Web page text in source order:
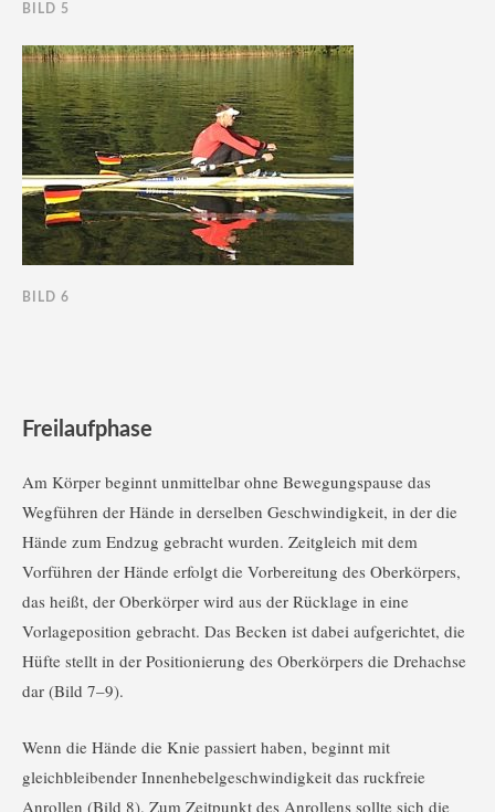
BILD 5
BILD 6
Freilaufphase
Am Körper beginnt unmittelbar ohne Bewegungspause das
Wegführen der Hände in derselben Geschwindigkeit, in der die
Hände zum Endzug gebracht wurden. Zeitgleich mit dem
Vorführen der Hände erfolgt die Vorbereitung des Oberkörpers,
das heißt, der Oberkörper wird aus der Rücklage in eine
Vorlageposition gebracht. Das Becken ist dabei aufgerichtet, die
Hüfte stellt in der Positionierung des Oberkörpers die Drehachse
dar (Bild 7–9).
Wenn die Hände die Knie passiert haben, beginnt mit
gleichbleibender Innenhebelgeschwindigkeit das ruckfreie
Anrollen (Bild 8). Zum Zeitpunkt des Anrollens sollte sich die